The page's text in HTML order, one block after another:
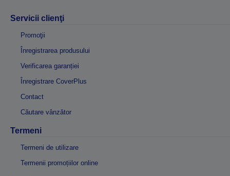
Servicii clienţi
Promoţii
Înregistrarea produsului
Verificarea garanției
Înregistrare CoverPlus
Contact
Căutare vânzător
Termeni
Termeni de utilizare
Termenii promoțiilor online